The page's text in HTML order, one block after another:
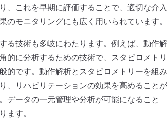
、これを早期に評価することで、適切な介入
モニタリングにも広く用いられています。
る技術も多岐にわたります。例えば、動作解
的に分析するための技術で、スタビロメトリ
的です。動作解析とスタビロメトリーを組み
、リハビリテーションの効果を高めることが
データの一元管理や分析が可能になること
す。